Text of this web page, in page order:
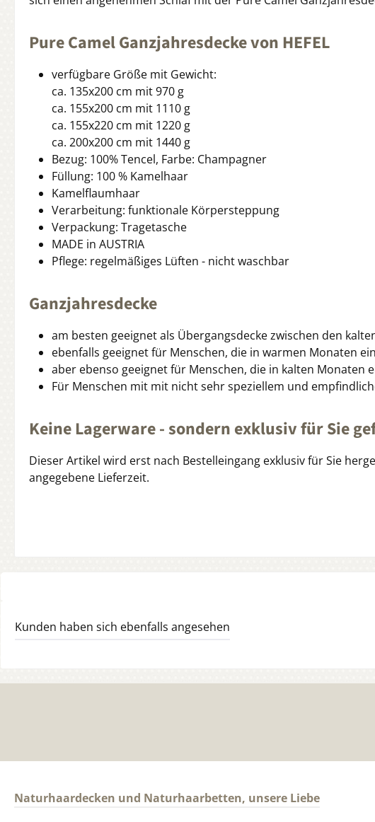
Pure Camel Ganzjahresdecke von HEFEL
verfügbare Größe mit Gewicht:
ca. 135x200 cm mit 970 g
ca. 155x200 cm mit 1110 g
ca. 155x220 cm mit 1220 g
ca. 200x200 cm mit 1440 g
Bezug: 100% Tencel, Farbe: Champagner
Füllung: 100 % Kamelhaar
Kamelflaumhaar
Verarbeitung: funktionale Körpersteppung
Verpackung: Tragetasche
MADE in AUSTRIA
Pflege: regelmäßiges Lüften - nicht waschbar
Ganzjahresdecke
am besten geeignet als Übergangsdecke zwischen den
ebenfalls geeignet für Menschen, die in warmen Monaten
aber ebenso geeignet für Menschen, die in kalten Monaten
Für Menschen mit mit nicht sehr speziellem und
Keine Lagerware - sondern exklusiv für Sie
Dieser Artikel wird erst nach Bestelleingang exklusiv für Sie
angegebene Lieferzeit.
Kunden haben sich ebenfalls angesehen
Naturhaardecken und Naturhaarbetten, unsere Liebe